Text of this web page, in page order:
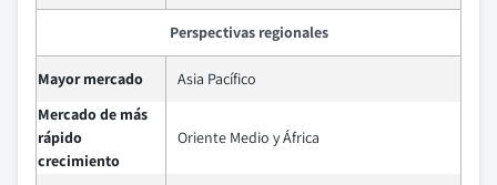
Perspectivas regionales
Mayor mercado
Asia Pacífico
Mercado de más
rápido
crecimiento
Oriente Medio y África